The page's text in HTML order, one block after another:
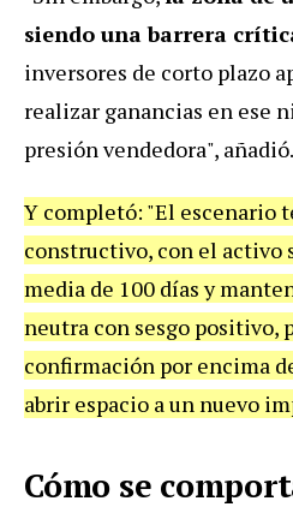
siendo una barrera
inversores de corto plazo
realizar ganancias en ese
presión vendedora", añadió.
Y completó: "El escenario
constructivo, con el activo
media de 100 días y
neutra con sesgo positivo,
confirmación por encima
abrir espacio a un nuevo
Cómo se